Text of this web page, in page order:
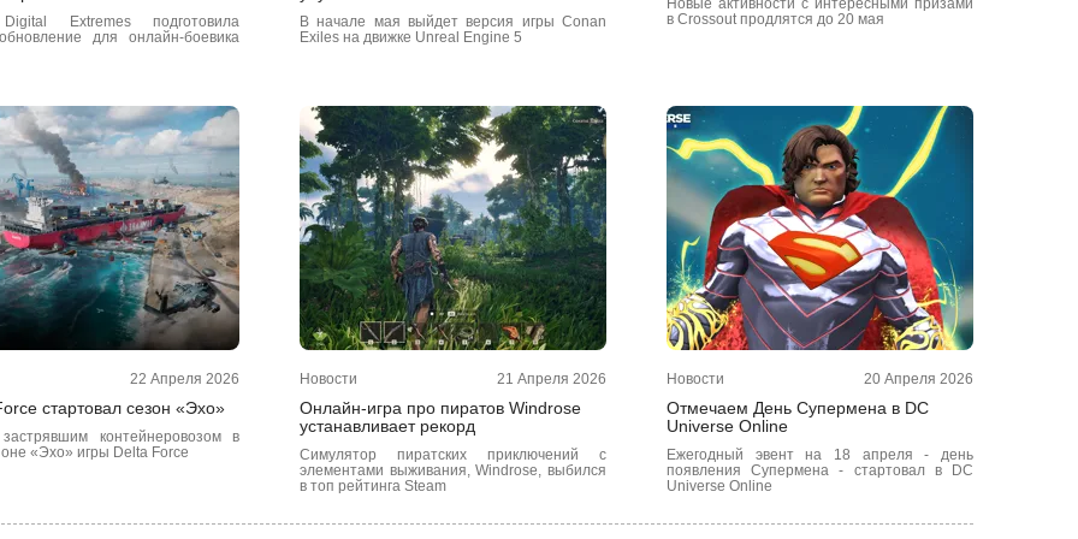
Extremes подготовила
для онлайн-боевика
В начале мая выйдет версия игры Conan
Exiles на движке Unreal Engine 5
в Crossout продлятся до 20 мая
22 Апреля 2026
стартовал сезон «Эхо»
контейнеровозом в
«Эхо» игры Delta Force
Новости 21 Апреля 2026
Онлайн-игра про пиратов Windrose
устанавливает рекорд
Симулятор пиратских приключений с
элементами выживания, Windrose, выбился
в топ рейтинга Steam
Новости 20 Апреля 2026
Отмечаем День Супермена в DC
Universe Online
Ежегодный эвент на 18 апреля - день
появления Супермена - стартовал в DC
Universe Online